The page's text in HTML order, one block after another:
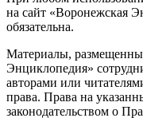
на сайт «Воронежская
обязательна.
Материалы,
Энциклопедия»
авторами или
права. Права на
законодательством о